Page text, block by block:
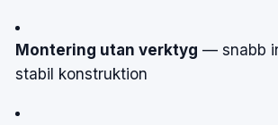
Montering utan verktyg — snabb
stabil konstruktion